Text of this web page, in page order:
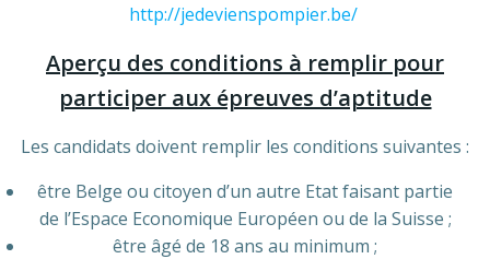
http://jedevienspompier.be/
Aperçu des conditions à remplir pour
participer aux épreuves d’aptitude
Les candidats doivent remplir les conditions suivantes :
être Belge ou citoyen d’un autre Etat faisant partie
de l’Espace Economique Européen ou de la Suisse ;
être âgé de 18 ans au minimum ;